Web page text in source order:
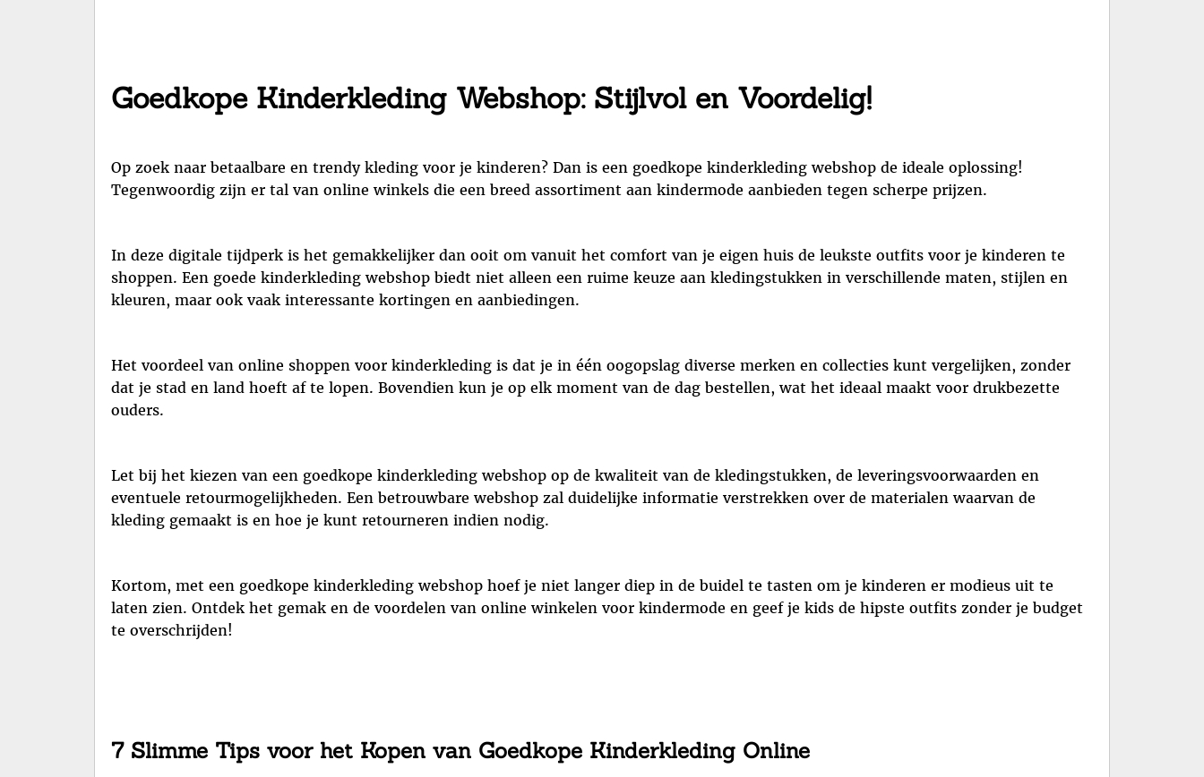
Goedkope Kinderkleding Webshop: Stijlvol en Voordelig!
Op zoek naar betaalbare en trendy kleding voor je kinderen? Dan is een goedkope kinderkleding webshop de ideale oplossing!
Tegenwoordig zijn er tal van online winkels die een breed assortiment aan kindermode aanbieden tegen scherpe prijzen.
In deze digitale tijdperk is het gemakkelijker dan ooit om vanuit het comfort van je eigen huis de leukste outfits voor je kinderen te
shoppen. Een goede kinderkleding webshop biedt niet alleen een ruime keuze aan kledingstukken in verschillende maten, stijlen en
kleuren, maar ook vaak interessante kortingen en aanbiedingen.
Het voordeel van online shoppen voor kinderkleding is dat je in één oogopslag diverse merken en collecties kunt vergelijken, zonder
dat je stad en land hoeft af te lopen. Bovendien kun je op elk moment van de dag bestellen, wat het ideaal maakt voor drukbezette
ouders.
Let bij het kiezen van een goedkope kinderkleding webshop op de kwaliteit van de kledingstukken, de leveringsvoorwaarden en
eventuele retourmogelijkheden. Een betrouwbare webshop zal duidelijke informatie verstrekken over de materialen waarvan de
kleding gemaakt is en hoe je kunt retourneren indien nodig.
Kortom, met een goedkope kinderkleding webshop hoef je niet langer diep in de buidel te tasten om je kinderen er modieus uit te
laten zien. Ontdek het gemak en de voordelen van online winkelen voor kindermode en geef je kids de hipste outfits zonder je budget
te overschrijden!
7 Slimme Tips voor het Kopen van Goedkope Kinderkleding Online